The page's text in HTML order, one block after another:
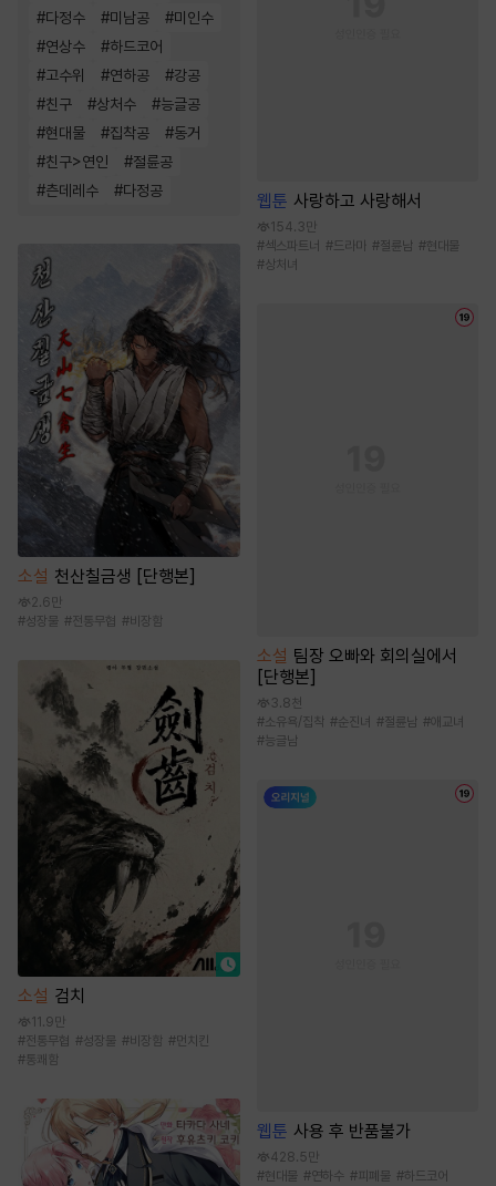
#다정수 #미남공 #미인수
#연상수 #하드코어
#고수위 #연하공 #강공
#친구 #상처수 #능글공
#현대물 #집착공 #동거
#친구>연인 #절륜공
#츤데레수 #다정공
소설 천산칠금생 [단행본]
2.6만
#성장물 #전통무협 #비장함
소설 검치
11.9만
#전통무협 #성장물 #비장함 #먼치킨
#통쾌함
웹툰 사랑하고 사랑해서
154.3만
#섹스파트너 #드라마 #절륜남 #현대물
#상처녀
소설 팀장 오빠와 회의실에서
[단행본]
3.8천
#소유욕/집착 #순진녀 #절륜남 #애교녀
#능글남
웹툰 사용 후 반품불가
428.5만
#현대물 #연하수 #피폐물 #하드코어